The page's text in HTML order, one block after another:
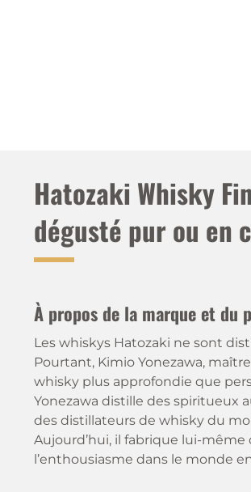
Hatozaki Whisky
dégusté pur ou en
À propos de la marque et du
Les whiskys Hatozaki ne sont
Pourtant, Kimio Yonezawa,
whisky plus approfondie que
Yonezawa distille des spiritueux
des distillateurs de whisky du
Aujourd’hui, il fabrique lui-
l’enthousiasme dans le monde